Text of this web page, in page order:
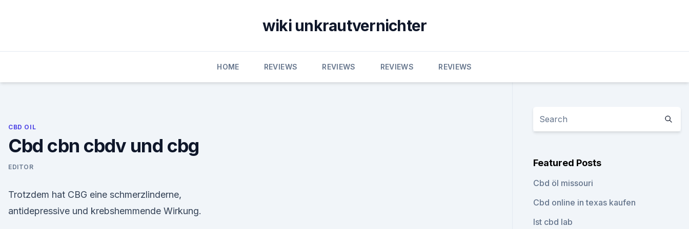
wiki unkrautvernichter
HOME REVIEWS REVIEWS REVIEWS REVIEWS
CBD OIL
Cbd cbn cbdv und cbg
EDITOR
Trotzdem hat CBG eine schmerzlinderne,
antidepressive und krebshemmende Wirkung.
Featured Posts
Cbd öl missouri
Cbd online in texas kaufen
Ist cbd lab